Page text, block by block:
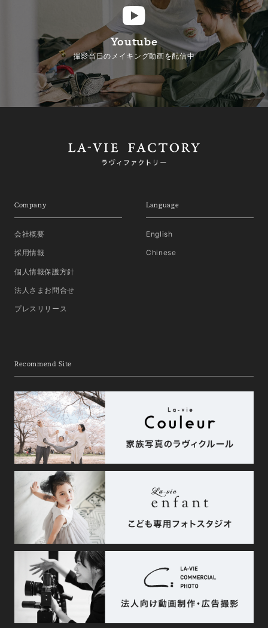
Youtube
撮影当日のメイキング動画を配信中
Company
会社概要
採用情報
個人情報保護方針
法人さまお問合せ
プレスリリース
Language
English
Chinese
Recommend Site